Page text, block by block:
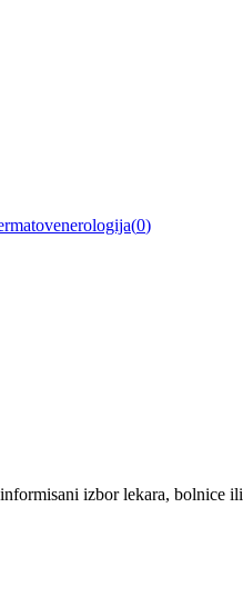
(0)
izbor lekara, bolnice